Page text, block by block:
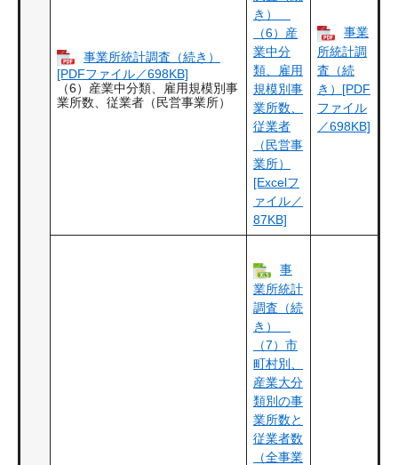
事業所統計調査（続き）
[PDFファイル／698KB]
（6）産業中分類、雇用規模別事
業所数、従業者（民営事業所）
き）
（6）産
業中分
類、雇用
規模別事
業所数、
従業者
（民営事
業所）
[Excelフ
ァイル／
87KB]
事業
所統計調
査（続
き）[PDF
ファイル
／698KB]
事
業所統計
調査（続
き）
（7）市
町村別、
産業大分
類別の事
業所数と
従業者数
（全事業